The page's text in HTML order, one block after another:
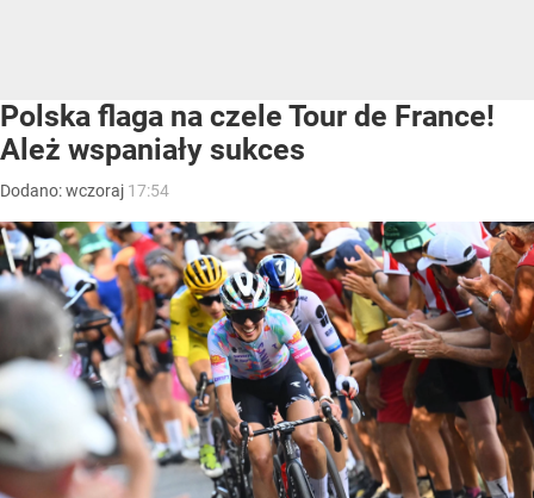
Polska flaga na czele Tour de France!
Ależ wspaniały sukces
Dodano:wczoraj 17:54